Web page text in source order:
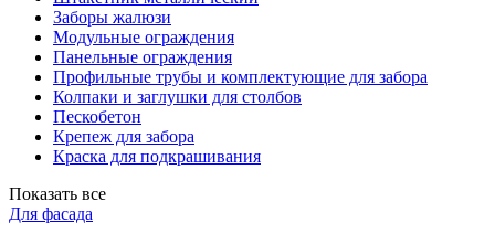
Заборы жалюзи
Модульные ограждения
Панельные ограждения
Профильные трубы и комплектующие для забора
Колпаки и заглушки для столбов
Пескобетон
Крепеж для забора
Краска для подкрашивания
Показать все
Для фасада